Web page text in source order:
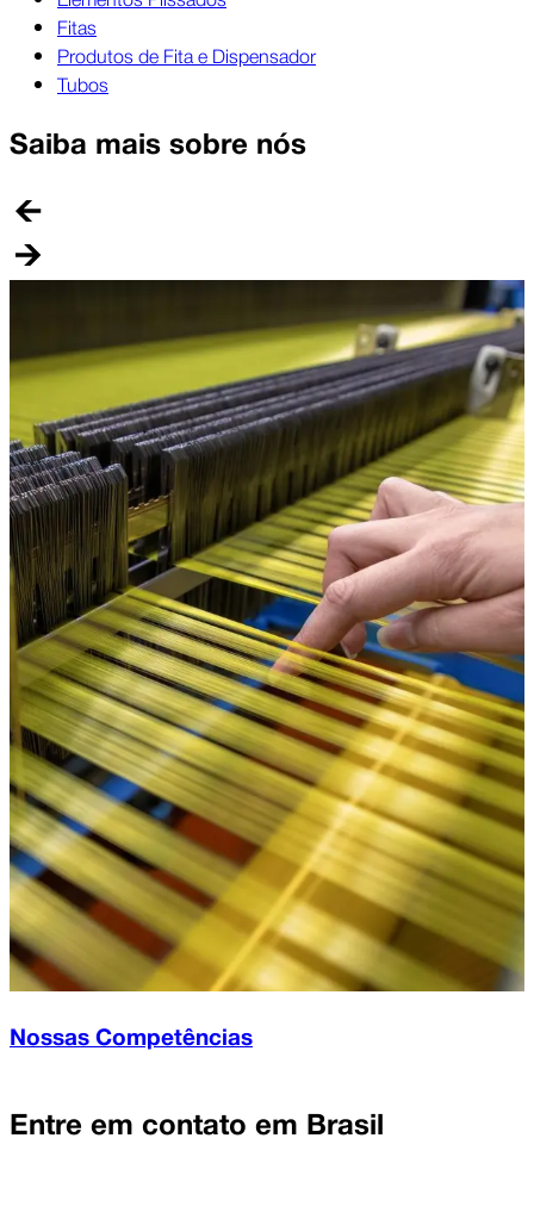
Fitas
Produtos de Fita e Dispensador
Tubos
Saiba mais sobre nós
Nossas Competências
Entre em contato em Brasil